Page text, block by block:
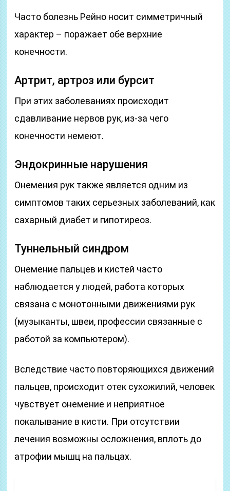
Часто болезнь Рейно носит симметричный
характер – поражает обе верхние
конечности.
Артрит, артроз или бурсит
При этих заболеваниях происходит
сдавливание нервов рук, из-за чего
конечности немеют.
Эндокринные нарушения
Онемения рук также является одним из
симптомов таких серьезных заболеваний, как
сахарный диабет и гипотиреоз.
Туннельный синдром
Онемение пальцев и кистей часто
наблюдается у людей, работа которых
связана с монотонными движениями рук
(музыканты, швеи, профессии связанные с
работой за компьютером).
Вследствие часто повторяющихся движений
пальцев, происходит отек сухожилий, человек
чувствует онемение и неприятное
покалывание в кисти. При отсутствии
лечения возможны осложнения, вплоть до
атрофии мышц на пальцах.